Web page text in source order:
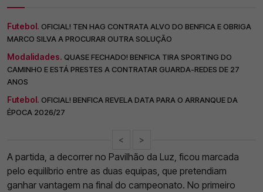
Futebol. OFICIAL! TEN HAG CONTRATA ALVO DO BENFICA E OBRIGA
MARCO SILVA A PROCURAR OUTRA SOLUÇÃO
Modalidades. QUASE FECHADO! BENFICA TIRA SPORTING DO
CAMINHO E ESTÁ PRESTES A CONTRATAR GUARDA-REDES DE 27
ANOS
Futebol. OFICIAL! BENFICA REVELA DATA PARA O ARRANQUE DA
ÉPOCA 2026/27
< >
A partida, a decorrer no Pavilhão da Luz, ficou marcada
pelo equilíbrio entre as duas equipas, que pretendiam
ganhar vantagem na final do campeonato. No primeiro